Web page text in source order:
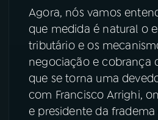
Agora, nós vamos
que medida é natural o
tributário e os
negociação e cobrança
que se torna uma
com Francisco Arrighi,
e presidente da